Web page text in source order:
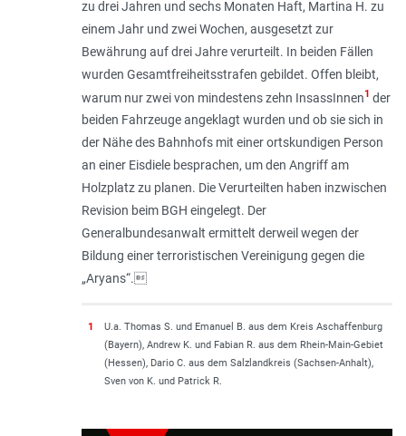
zu drei Jahren und sechs Monaten Haft, Martina H. zu
einem Jahr und zwei Wochen, ausgesetzt zur
Bewährung auf drei Jahre verurteilt. In beiden Fällen
wurden Gesamtfreiheitsstrafen gebildet. Offen bleibt,
warum nur zwei von mindestens zehn InsassInnen1 der
beiden Fahrzeuge angeklagt wurden und ob sie sich in
der Nähe des Bahnhofs mit einer ortskundigen Person
an einer Eisdiele besprachen, um den Angriff am
Holzplatz zu planen. Die Verurteilten haben inzwischen
Revision beim BGH eingelegt. Der
Generalbundesanwalt ermittelt derweil wegen der
Bildung einer terroristischen Vereinigung gegen die
„Aryans“.
1
U.a. Thomas S. und Emanuel B. aus dem Kreis Aschaffenburg
(Bayern), Andrew K. und Fabian R. aus dem Rhein-Main-Gebiet
(Hessen), Dario C. aus dem Salzlandkreis (Sachsen-Anhalt),
Sven von K. und Patrick R.